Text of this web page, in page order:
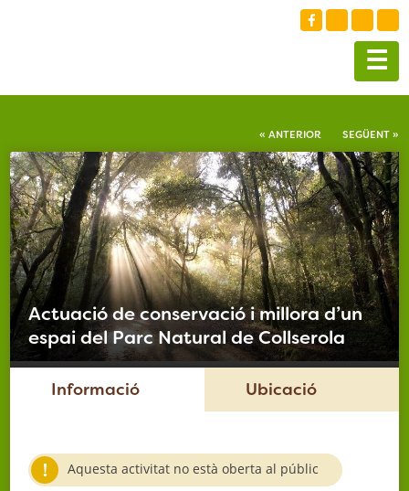
☰
« ANTERIOR SEGÜENT »
Actuació de conservació i millora d’un
espai del Parc Natural de Collserola
Informació Ubicació
Aquesta activitat no està oberta al públic